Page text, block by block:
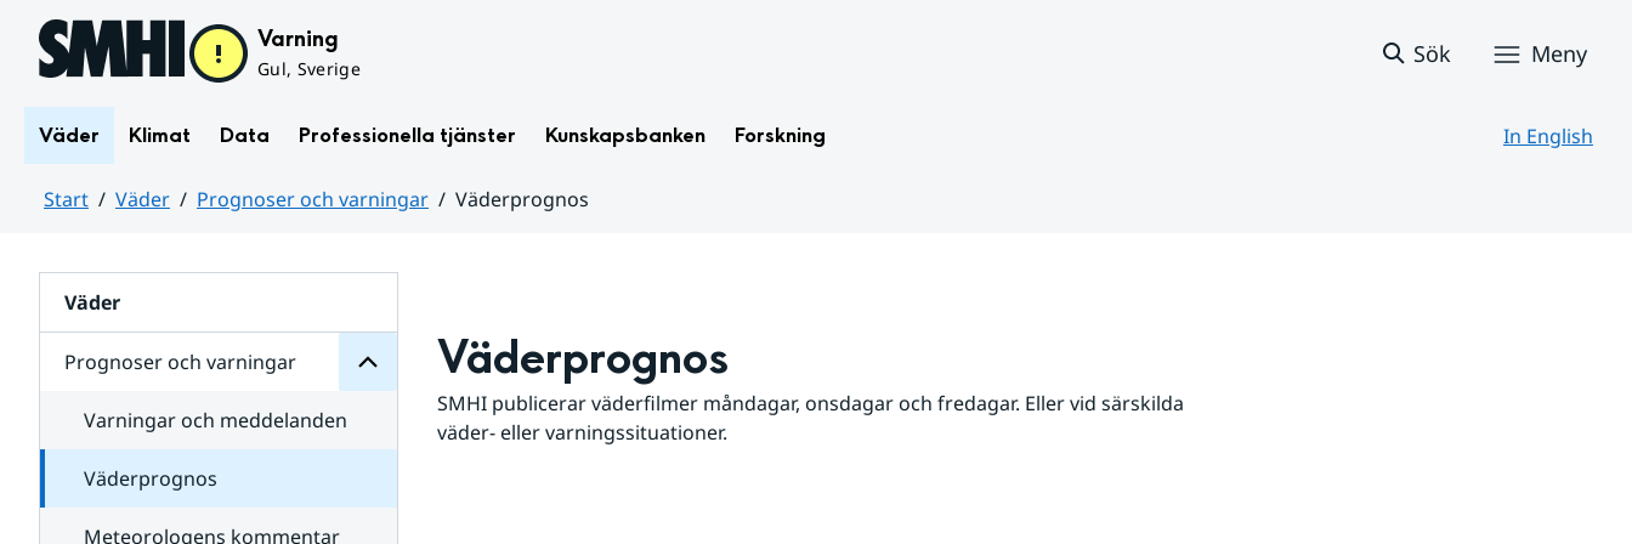
Hoppa till sidans innehåll Varning
Gul, Sverige
Sök Meny
Väder Klimat Data Professionella tjänster Kunskapsbanken Forskning In English
Start Väder Prognoser och varningar
Väderprognos
Väder
Prognoser och varningar
för
varningar
Varningar och meddelanden
Väderprognos
Meteorologens kommentar
Väderprognos
SMHI publicerar väderfilmer måndagar, onsdagar och fredagar. Eller vid särskilda
väder- eller varningssituationer.